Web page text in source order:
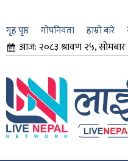
गृह पृष्ठ गोपनियता हाम्रो बारे
आज: २०८३ श्रावण २५, सोमबार